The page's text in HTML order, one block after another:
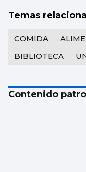
Temas
COMIDA
BIBLIOTECA
Contenido